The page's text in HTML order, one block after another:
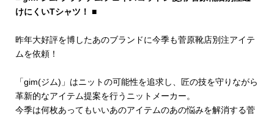
けにくいTシャツ！ ■
昨年大好評を博したあのブランドに今季も菅原靴店別注アイテ
ムを依頼！
「gim(ジム)」はニットの可能性を追求し、匠の技を守りながら
革新的なアイテム提案を行うニットメーカー。
今季は何枚あってもいいあのアイテムのあの悩みを解消する菅